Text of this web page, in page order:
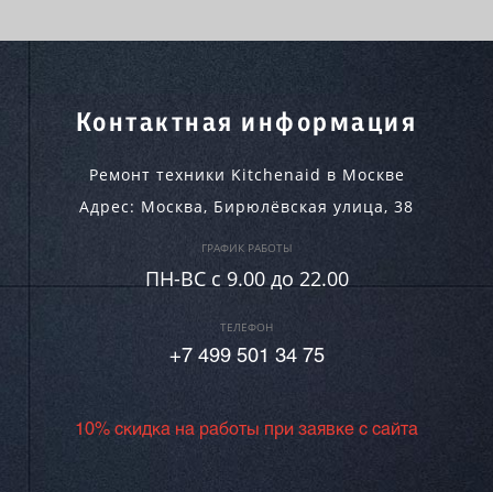
Контактная информация
Ремонт техники Kitchenaid в Москве
Адрес: Москва, Бирюлёвская улица, 38
ГРАФИК РАБОТЫ
ПН-ВC c 9.00 до 22.00
ТЕЛЕФОН
+7 499 501 34 75
10% скидка на работы при заявке с сайта